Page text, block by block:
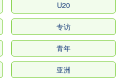
U20
专访
青年
亚洲